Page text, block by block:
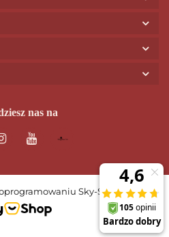
nas na
Sky-Shop.pl